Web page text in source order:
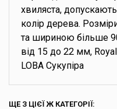
хвиляста,
колір дерева.
та шириною більше
від 15 до 22 мм,
LOBA Сукупіра
ЩЕ З ЦІЄЇ Ж КАТЕГОРІЇ: